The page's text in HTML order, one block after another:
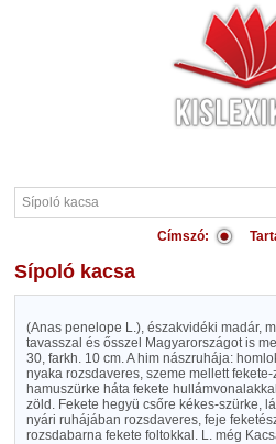
Címszó:
Sípoló kacsa
(Anas penelope L.), északvidéki madár,
tavasszal és ősszel Magyarországot is
30, farkh. 10 cm. A him nászruhája:
nyaka rozsdaveres, szeme mellett
hamuszürke háta fekete
zöld. Fekete hegyü csőre kékes-szürke,
nyári ruhájában rozsdaveres, feje
rozsdabarna fekete foltokkal. L. még